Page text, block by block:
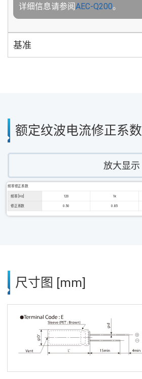
详细信息请参阅AEC-Q200。
基准
额定纹波电流修正系数
放大显示
频率修正系数
频率 [Hz] 120 1k
修正系数 0.50 0.85
尺寸图 [mm]